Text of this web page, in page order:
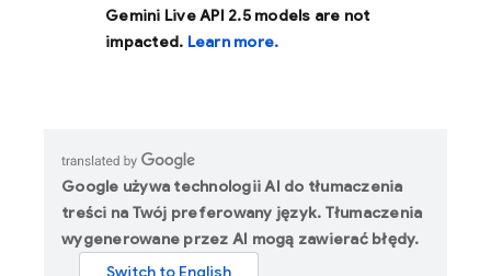
Gemini Live API 2.5 models are not
impacted. Learn more.
Google używa technologii AI do tłumaczenia
treści na Twój preferowany język. Tłumaczenia
wygenerowane przez AI mogą zawierać błędy.